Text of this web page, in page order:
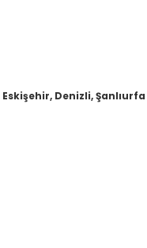
Denizli, Şanlıurfa